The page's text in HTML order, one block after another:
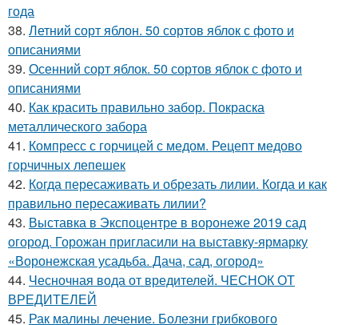
года
38. Летний сорт яблон. 50 сортов яблок с фото и
описаниями
39. Осенний сорт яблок. 50 сортов яблок с фото и
описаниями
40. Как красить правильно забор. Покраска
металлического забора
41. Компресс с горчицей с медом. Рецепт медово
горчичных лепешек
42. Когда пересаживать и обрезать лилии. Когда и как
правильно пересаживать лилии?
43. Выставка в Экспоцентре в воронеже 2019 сад
огород. Горожан пригласили на выставку-ярмарку
«Воронежская усадьба. Дача, сад, огород»
44. Чесночная вода от вредителей. ЧЕСНОК ОТ
ВРЕДИТЕЛЕЙ
45. Рак малины лечение. Болезни грибкового